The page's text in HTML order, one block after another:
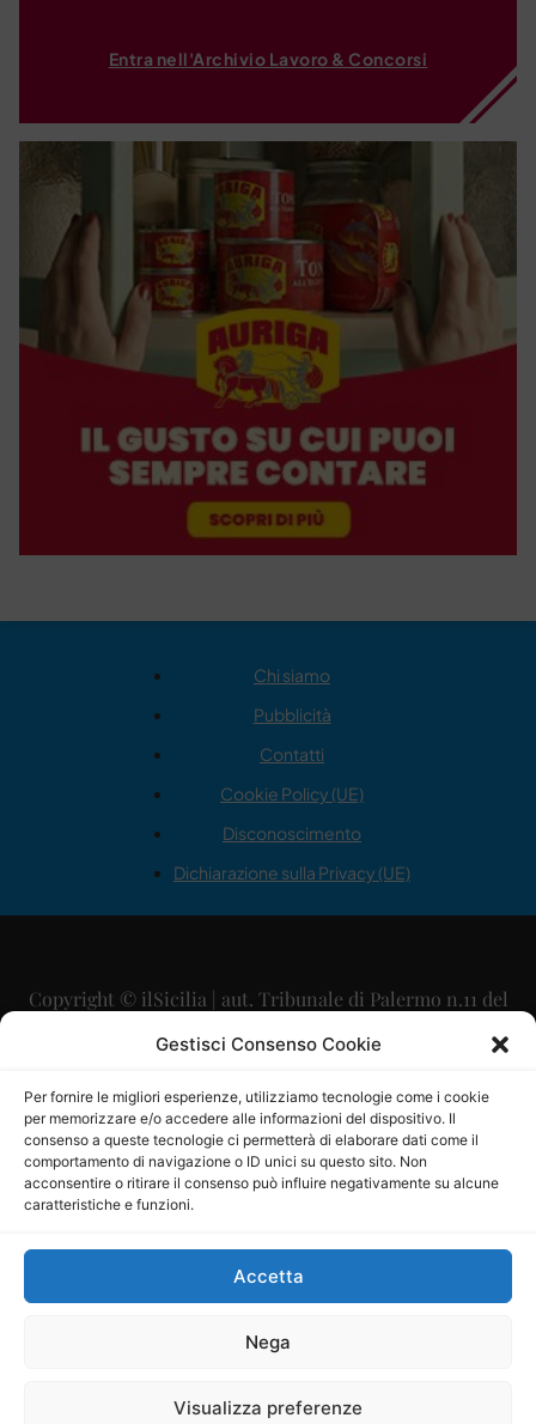
Gestisci Consenso Cookie
Per fornire le migliori esperienze, utilizziamo tecnologie come i cookie
per memorizzare e/o accedere alle informazioni del dispositivo. Il
consenso a queste tecnologie ci permetterà di elaborare dati come il
comportamento di navigazione o ID unici su questo sito. Non
acconsentire o ritirare il consenso può influire negativamente su alcune
caratteristiche e funzioni.
Accetta
Nega
Visualizza preferenze
Entra nell'Archivio Lavoro & Concorsi
Chi siamo
Pubblicità
Contatti
Cookie Policy (UE)
Disconoscimento
Dichiarazione sulla Privacy (UE)
Copyright © ilSicilia | aut. Tribunale di Palermo n.11 del
29/09/2015
Direttore Editoriale: Maurizio Scaglione
Direttore Responsabile: Maria Calabrese
P.IVA: 06334930820
Mercurio Comunicazione Società Cooperativa a r.l. è
iscritta al Registro degli Operatori di Comunicazione al
Sito gestito daLa Digitale srl–info@ladigitale.it